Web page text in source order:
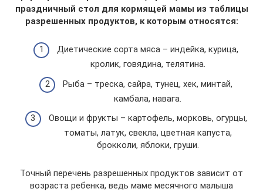
праздничный стол для кормящей мамы из таблицы
разрешенных продуктов, к которым относятся:
Диетические сорта мяса – индейка, курица,
кролик, говядина, телятина.
Рыба – треска, сайра, тунец, хек, минтай,
камбала, навага.
Овощи и фрукты – картофель, морковь, огурцы,
томаты, латук, свекла, цветная капуста,
брокколи, яблоки, груши.
Точный перечень разрешенных продуктов зависит от
возраста ребенка, ведь маме месячного малыша